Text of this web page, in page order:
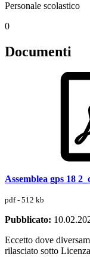
Personale scolastico
0
Documenti
Assemblea gps 18
pdf - 512 kb
Pubblicato:
Eccetto dove
rilasciato sotto